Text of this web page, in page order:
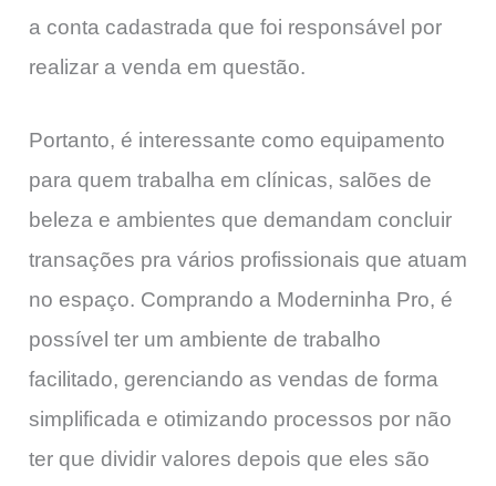
a conta cadastrada que foi responsável por
realizar a venda em questão.
Portanto, é interessante como equipamento
para quem trabalha em clínicas, salões de
beleza e ambientes que demandam concluir
transações pra vários profissionais que atuam
no espaço. Comprando a Moderninha Pro, é
possível ter um ambiente de trabalho
facilitado, gerenciando as vendas de forma
simplificada e otimizando processos por não
ter que dividir valores depois que eles são